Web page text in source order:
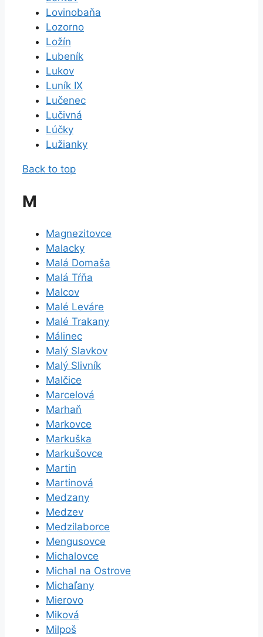
Lovinobaňa
Lozorno
Ložín
Lubeník
Lukov
Luník IX
Lučenec
Lučivná
Lúčky
Lužianky
Back to top
M
Magnezitovce
Malacky
Malá Domaša
Malá Tŕňa
Malcov
Malé Leváre
Malé Trakany
Málinec
Malý Slavkov
Malý Slivník
Malčice
Marcelová
Marhaň
Markovce
Markuška
Markušovce
Martin
Martinová
Medzany
Medzev
Medzilaborce
Mengusovce
Michalovce
Michal na Ostrove
Michaľany
Mierovo
Miková
Milpoš